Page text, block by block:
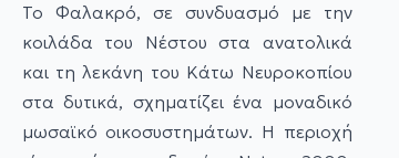
Το Φαλακρό, σε συνδυασμό με την
κοιλάδα του Νέστου στα ανατολικά
και τη λεκάνη του Κάτω Νευροκοπίου
στα δυτικά, σχηματίζει ένα μοναδικό
μωσαϊκό οικοσυστημάτων. Η περιοχή